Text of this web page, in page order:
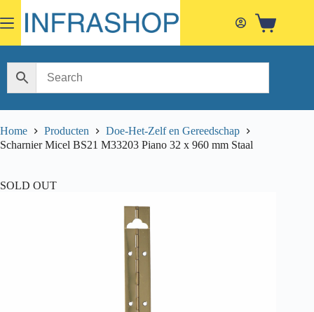
to
content
Shopping
Home Producten
Doe-Het-Zelf en Gereedschap
Scharnier Micel BS21 M33203 Piano 32 x 960 mm Staal
SOLD OUT